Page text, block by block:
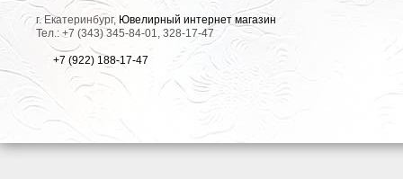
г. Екатеринбург, Ювелирный интернет магазин
Тел.: +7 (343) 345-84-01, 328-17-47
+7 (922) 188-17-47